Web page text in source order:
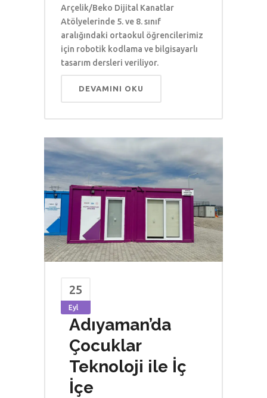
Arçelik/Beko Dijital Kanatlar
Atölyelerinde 5. ve 8. sınıf
aralığındaki ortaokul öğrencilerimiz
için robotik kodlama ve bilgisayarlı
tasarım dersleri veriliyor.
DEVAMINI OKU
25
Eyl
Adıyaman’da
Çocuklar
Teknoloji ile İç
İçe